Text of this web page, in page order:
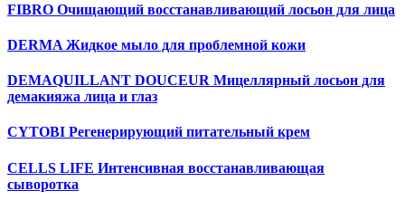
FIBRO Очищающий восстанавливающий лосьон для лица
DERMA Жидкое мыло для проблемной кожи
DEMAQUILLANT DOUCEUR Мицеллярный лосьон для
демакияжа лица и глаз
CYTOBI Регенерирующий питательный крем
CELLS LIFE Интенсивная восстанавливающая
сыворотка